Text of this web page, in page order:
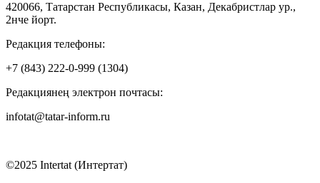
420066, Татарстан Республикасы, Казан, Декабристлар ур.,
2нче йорт.
Редакция телефоны:
+7 (843) 222-0-999 (1304)
Редакциянең электрон почтасы:
infotat@tatar-inform.ru
©2025 Intertat (Интертат)